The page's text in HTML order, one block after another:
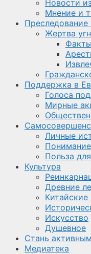
Новости
Мнение и
Преследование
Жертва
Поддержка в
Голоса
Мирные
Личные
Польза
Культура
Древние
Искусство
Душевное
Стань активным
Медиатека